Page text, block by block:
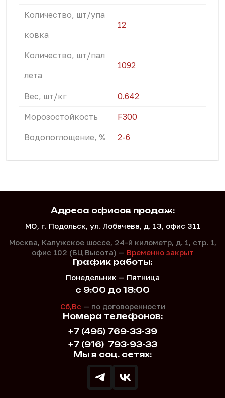
Количество, шт/упа
ковка
12
Количество, шт/пал
лета
1092
Вес, шт/кг 0.642
Морозостойкость F300
Водопоглощение, % 2-6
Адреса офисов продаж:
МО, г. Подольск, ул. Лобачева, д. 13, офис 311
Москва, Калужское шоссе, 24-й километр, д. 1, стр. 1,
офис 102 (БЦ Высота) — Временно закрыт
Номера телефонов:
+7 (495) 769-33-39
+7 (916) 793-93-33
График работы:
Понедельник — Пятница
с 9:00 до 18:00
Сб,Вс — по договоренности
Мы в соц. сетях: